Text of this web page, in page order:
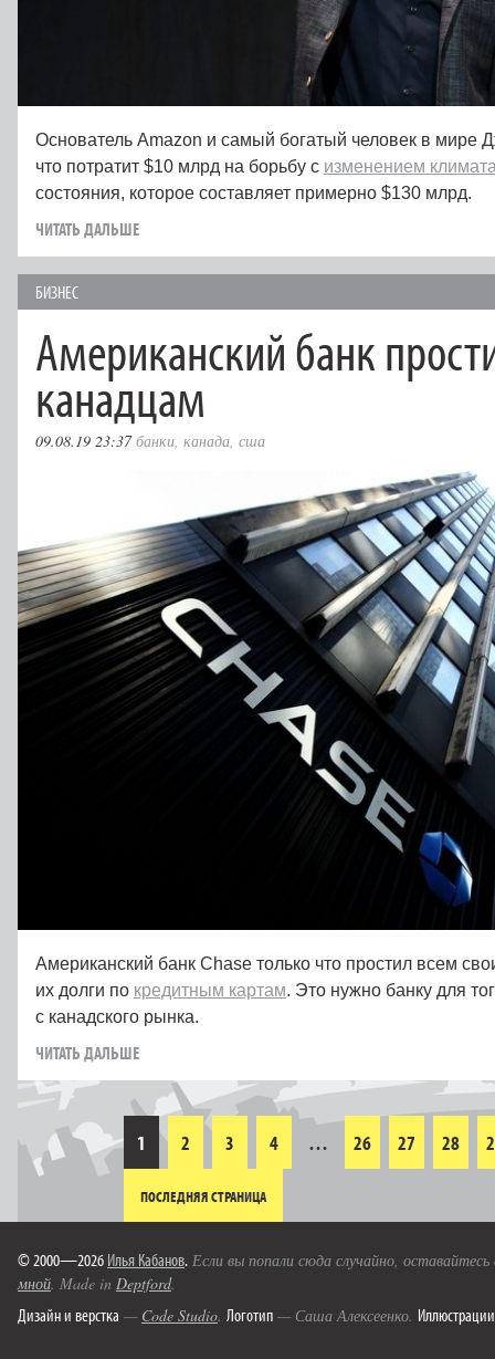
Основатель Amazon и самый богатый человек в мире
что потратит $10 млрд на борьбу с изменением
состояния, которое составляет примерно $130 млрд.
ЧИТАТЬ ДАЛЬШЕ
БИЗНЕС
Американский банк
канадцам
09.08.19 23:37 банки, канада, сша
Американский банк Chase только что простил всем
их долги по кредитным картам. Это нужно банку для
с канадского рынка.
ЧИТАТЬ ДАЛЬШЕ
1 2 3 4 … 26 27 28
ПОСЛЕДНЯЯ СТРАНИЦА
© 2000—2026 Илья Кабанов. Если вы попали сюда случайно,
мной. Made in Deptford.
Дизайн и верстка — Code Studio. Логотип — Саша Алексеенко. Иллюстрации